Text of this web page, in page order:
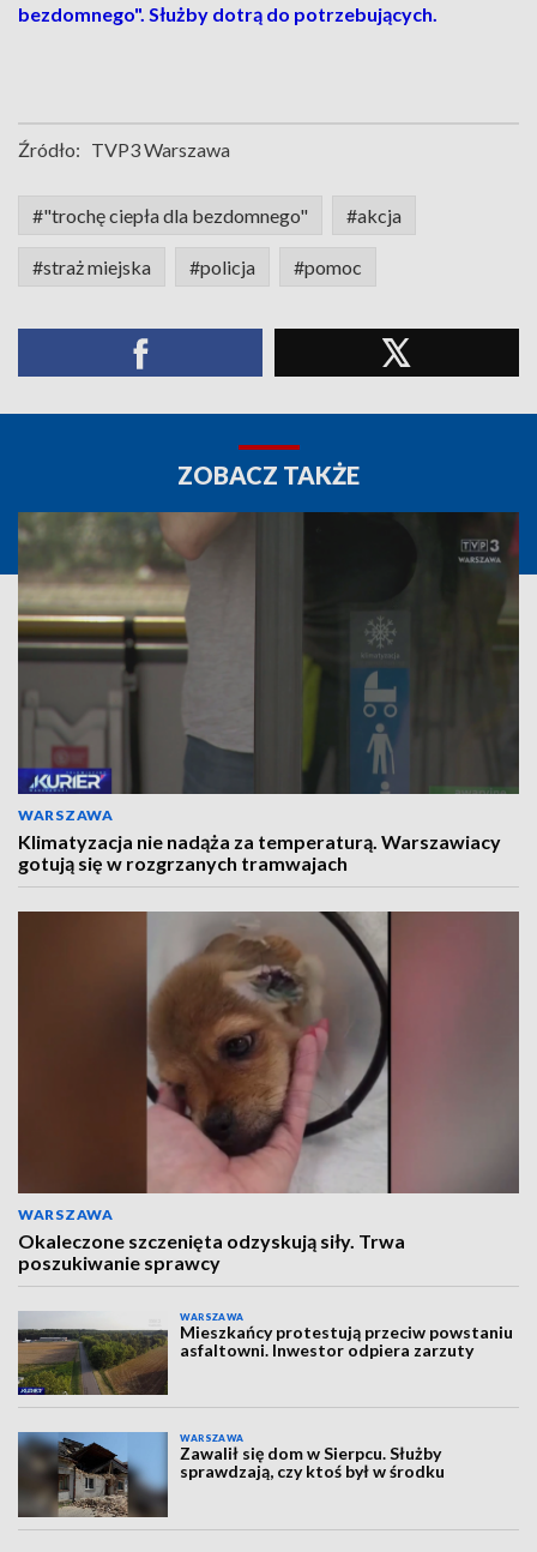
bezdomnego". Służby dotrą do potrzebujących.
Źródło: TVP3 Warszawa
#"trochę ciepła dla bezdomnego" #akcja
#straż miejska #policja #pomoc
ZOBACZ TAKŻE
WARSZAWA
Klimatyzacja nie nadąża za temperaturą. Warszawiacy
gotują się w rozgrzanych tramwajach
WARSZAWA
Okaleczone szczenięta odzyskują siły. Trwa
poszukiwanie sprawcy
WARSZAWA
Mieszkańcy protestują przeciw powstaniu
asfaltowni. Inwestor odpiera zarzuty
WARSZAWA
Zawalił się dom w Sierpcu. Służby
sprawdzają, czy ktoś był w środku